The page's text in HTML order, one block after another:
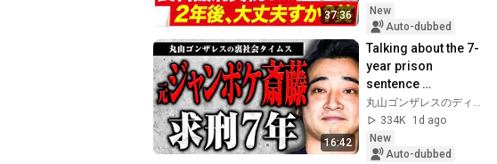
37:36
Back...
New
Auto-dubbed
16:42
Talking about the 7-
year prison
sentence
demanded for
former Jungle
Pocket member
Saito [Undergro...
334K
1d ago
New
Auto-dubbed